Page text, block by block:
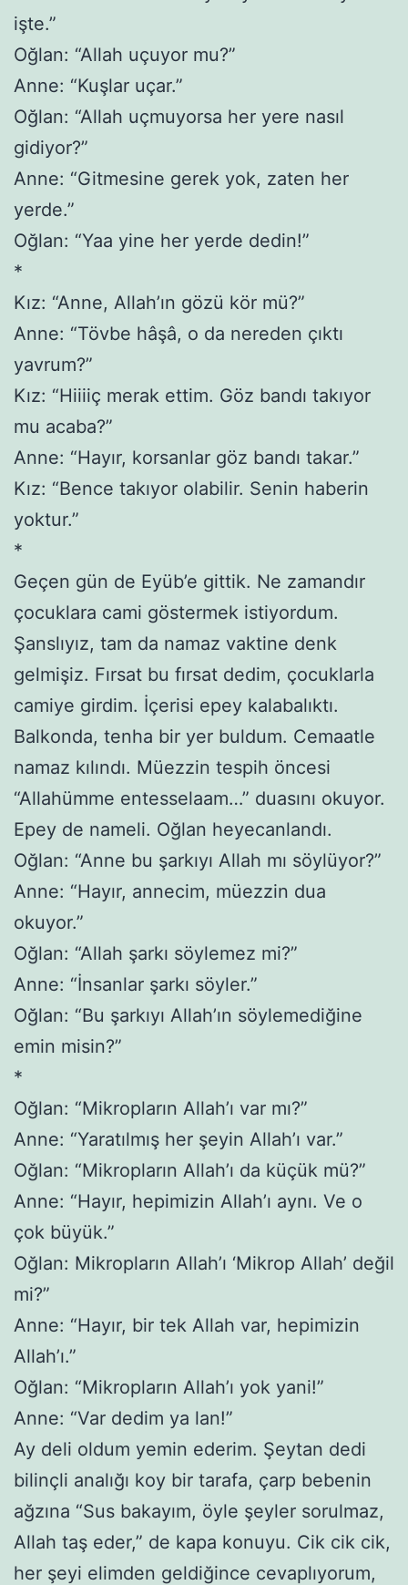
işte.”
Oğlan: “Allah uçuyor mu?”
Anne: “Kuşlar uçar.”
Oğlan: “Allah uçmuyorsa her yere nasıl
gidiyor?”
Anne: “Gitmesine gerek yok, zaten her
yerde.”
Oğlan: “Yaa yine her yerde dedin!”
*
Kız: “Anne, Allah’ın gözü kör mü?”
Anne: “Tövbe hâşâ, o da nereden çıktı
yavrum?”
Kız: “Hiiiiç merak ettim. Göz bandı takıyor
mu acaba?”
Anne: “Hayır, korsanlar göz bandı takar.”
Kız: “Bence takıyor olabilir. Senin haberin
yoktur.”
*
Geçen gün de Eyüb’e gittik. Ne zamandır
çocuklara cami göstermek istiyordum.
Şanslıyız, tam da namaz vaktine denk
gelmişiz. Fırsat bu fırsat dedim, çocuklarla
camiye girdim. İçerisi epey kalabalıktı.
Balkonda, tenha bir yer buldum. Cemaatle
namaz kılındı. Müezzin tespih öncesi
“Allahümme entesselaam…” duasını okuyor.
Epey de nameli. Oğlan heyecanlandı.
Oğlan: “Anne bu şarkıyı Allah mı söylüyor?”
Anne: “Hayır, annecim, müezzin dua
okuyor.”
Oğlan: “Allah şarkı söylemez mi?”
Anne: “İnsanlar şarkı söyler.”
Oğlan: “Bu şarkıyı Allah’ın söylemediğine
emin misin?”
*
Oğlan: “Mikropların Allah’ı var mı?”
Anne: “Yaratılmış her şeyin Allah’ı var.”
Oğlan: “Mikropların Allah’ı da küçük mü?”
Anne: “Hayır, hepimizin Allah’ı aynı. Ve o
çok büyük.”
Oğlan: Mikropların Allah’ı ‘Mikrop Allah’ değil
mi?”
Anne: “Hayır, bir tek Allah var, hepimizin
Allah’ı.”
Oğlan: “Mikropların Allah’ı yok yani!”
Anne: “Var dedim ya lan!”
Ay deli oldum yemin ederim. Şeytan dedi
bilinçli analığı koy bir tarafa, çarp bebenin
ağzına “Sus bakayım, öyle şeyler sorulmaz,
Allah taş eder,” de kapa konuyu. Cik cik cik,
her şeyi elimden geldiğince cevaplıyorum,